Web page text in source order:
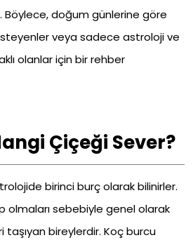
Böylece, doğum günlerine göre
veya sadece astroloji ve
olanlar için bir rehber
Çiçeği Sever?
birinci burç olarak bilinirler.
olmaları sebebiyle genel olarak
taşıyan bireylerdir. Koç burcu